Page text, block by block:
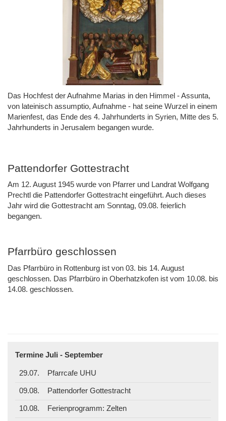
Das Hochfest der Aufnahme Marias in den Himmel - Assunta,
von lateinisch assumptio, Aufnahme - hat seine Wurzel in einem
Marienfest, das Ende des 4. Jahrhunderts in Syrien, Mitte des 5.
Jahrhunderts in Jerusalem begangen wurde.
Pattendorfer Gottestracht
Am 12. August 1945 wurde von Pfarrer und Landrat Wolfgang
Prechtl die Pattendorfer Gottestracht eingeführt. Auch dieses
Jahr wird die Gottestracht am Sonntag, 09.08. feierlich
begangen.
Pfarrbüro geschlossen
Das Pfarrbüro in Rottenburg ist von 03. bis 14. August
geschlossen. Das Pfarrbüro in Oberhatzkofen ist vom 10.08. bis
14.08. geschlossen.
Termine Juli - September
29.07. Pfarrcafe UHU
09.08. Pattendorfer Gottestracht
10.08. Ferienprogramm: Zelten